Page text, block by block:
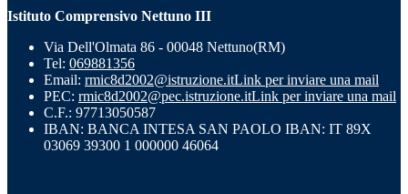
Istituto Comprensivo Nettuno III
Via Dell'Olmata 86 - 00048 Nettuno(RM)
Tel: 069881356
Email: rmic8d2002@istruzione.itLink per inviare una mail
PEC: rmic8d2002@pec.istruzione.itLink per inviare una mail
C.F.: 97713050587
IBAN: BANCA INTESA SAN PAOLO IBAN: IT 89X
03069 39300 1 000000 46064